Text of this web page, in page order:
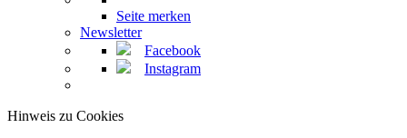
Seite merken
Newsletter
Facebook
Instagram
Hinweis zu Cookies